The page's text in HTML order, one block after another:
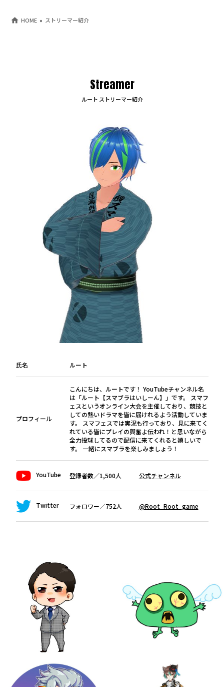
HOME ストリーマー紹介
Streamer
ルート ストリーマー紹介
氏名 ルート
プロフィール
こんにちは、ルートです！ YouTubeチャンネル名
は「ルート【スマブラはいしーん】」です。 スマフ
ェスというオンライン大会を主催しており、競技と
しての熱いドラマを皆に届けれるよう活動していま
す。 スマフェスでは実況も行っており、見に来てく
れている皆にプレイの興奮よ伝われ！と思いながら
全力投球してるので配信に来てくれると嬉しいで
す。 一緒にスマブラを楽しみましょう！
YouTube 登録者数／1,500人 公式チャンネル
Twitter フォロワー／752人 @Root_Root_game